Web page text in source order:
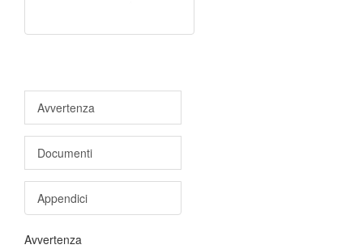
Avvertenza
Documenti
Appendici
Avvertenza